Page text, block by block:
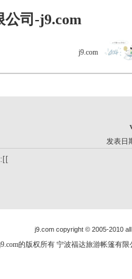
司-j9.com
j9.com
发表日
j9.com copyright © 2005-2010
的版权所有 宁波福达旅游帐篷有